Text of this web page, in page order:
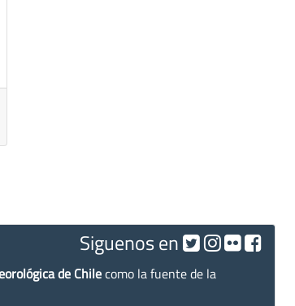
Siguenos en
de Chilecomo la fuente de la